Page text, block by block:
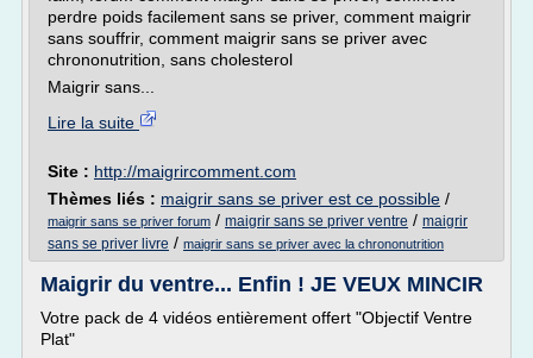
perdre poids facilement sans se priver, comment maigrir
sans souffrir, comment maigrir sans se priver avec
chrononutrition, sans cholesterol
Maigrir sans...
Lire la suite
Site : http://maigrircomment.com
Thèmes liés : maigrir sans se priver est ce possible /
maigrir sans se priver forum / maigrir sans se priver ventre / maigrir
sans se priver livre / maigrir sans se priver avec la chrononutrition
Maigrir du ventre... Enfin ! JE VEUX MINCIR
Votre pack de 4 vidéos entièrement offert "Objectif Ventre
Plat"